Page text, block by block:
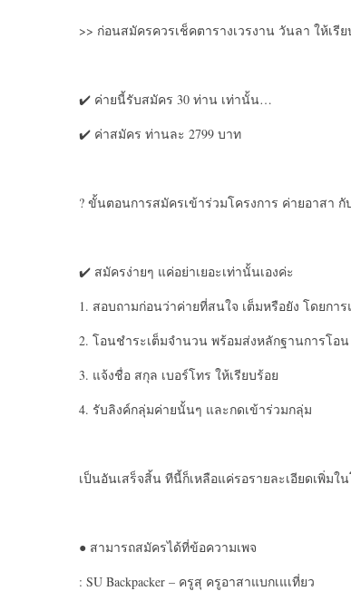
>> ก่อนสมัครควรเช็คตารางเวรงาน วันลา ให้เ
✔️ ค่ายนี้รับสมัคร 30 ท่าน เท่านั้น…
✔️ ค่าสมัคร ท่านละ 2799 บาท
? ขั้นตอน​การสมัครเข้าร่วม​โครงการ ค่ายอาสา กั
✔️ สมัครง่ายๆ แค่อย่าเยอะเท่านั้นเองค่ะ
1. สอบถามก่อนว่าค่ายที่สนใจ เต็ม​หรือ​ยัง โดยก
2. โอนชำระเต็มจำนวน พร้อมส่งหลักฐาน​การโอน
3. แจ้งชื่อ สกุล เบอร์โทร ให้เรียบร้อย
4. รับลิงค์​กลุ่มค่ายนั้นๆ และกดเข้าร่วมกลุ่ม
เป็นอันเสร็จสิ้น​ ทีนี้ก็เหลือแค่รอรายละเอียด​เพิ่ม
● สามารถสมัครได้ที่ข้อความเพจ
: SU Backpacker – ครูสุ ครูอาสาแบกเแเที่ยว